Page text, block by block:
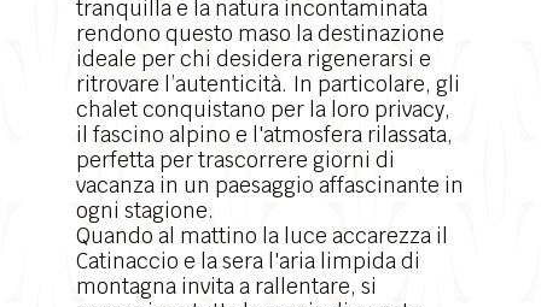
tranquilla e la natura incontaminata
rendono questo maso la destinazione
ideale per chi desidera rigenerarsi e
ritrovare l’autenticità. In particolare, gli
chalet conquistano per la loro privacy,
il fascino alpino e l'atmosfera rilassata,
perfetta per trascorrere giorni di
vacanza in un paesaggio affascinante in
ogni stagione.
Quando al mattino la luce accarezza il
Catinaccio e la sera l'aria limpida di
montagna invita a rallentare, si